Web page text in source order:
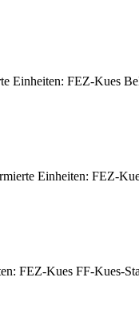
Einheiten: FEZ-Kues
Einheiten: FEZ-
FEZ-Kues FF-Kues-